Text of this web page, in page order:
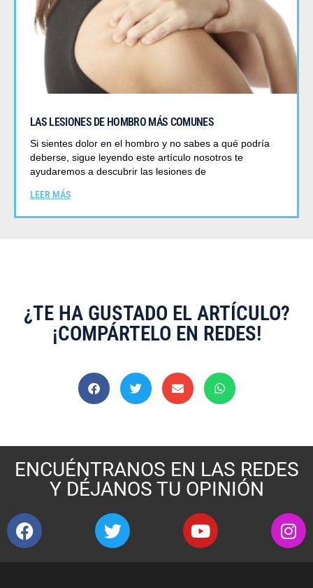
LAS LESIONES DE HOMBRO MÁS COMUNES
Si sientes dolor en el hombro y no sabes a qué podría
deberse, sigue leyendo este artículo nosotros te
ayudaremos a descubrir las lesiones de
LEER MÁS
¿TE HA GUSTADO EL ARTÍCULO?
¡COMPÁRTELO EN REDES!
ENCUÉNTRANOS EN LAS REDES
Y DÉJANOS TU OPINIÓN